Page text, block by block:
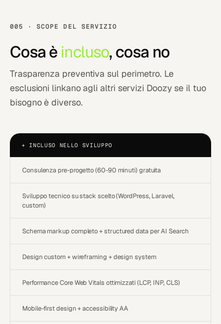
005 · SCOPE DEL SERVIZIO
Cosa è incluso, cosa no
Trasparenza preventiva sul perimetro. Le
esclusioni linkano agli altri servizi Doozy se il tuo
bisogno è diverso.
+ INCLUSO NELLO SVILUPPO
Consulenza pre-progetto (60-90 minuti) gratuita
Sviluppo tecnico su stack scelto (WordPress, Laravel,
custom)
Schema markup completo + structured data per AI Search
Design custom + wireframing + design system
Performance Core Web Vitals ottimizzati (LCP, INP, CLS)
Mobile-first design + accessibility AA